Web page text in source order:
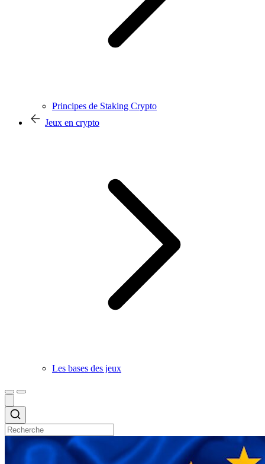
Principes de Staking Crypto
Jeux en crypto
Les bases des jeux